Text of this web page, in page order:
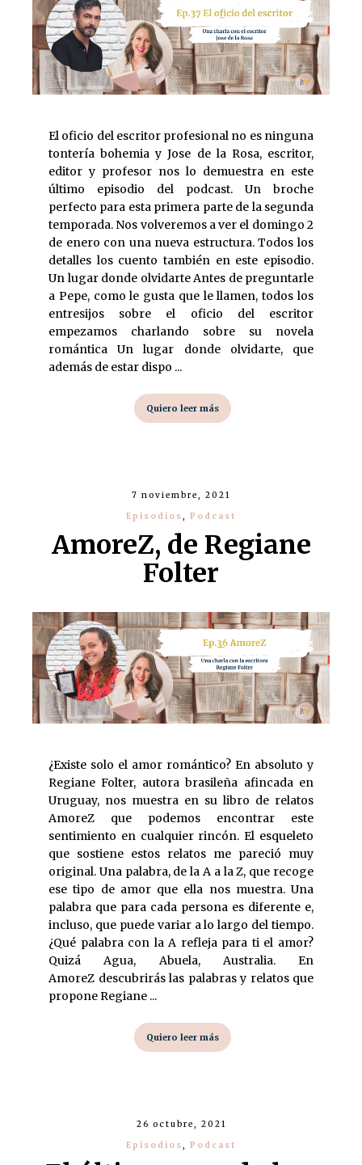
El oficio del escritor profesional no es ninguna
tontería bohemia y Jose de la Rosa, escritor,
editor y profesor nos lo demuestra en este
último episodio del podcast. Un broche
perfecto para esta primera parte de la segunda
temporada. Nos volveremos a ver el domingo 2
de enero con una nueva estructura. Todos los
detalles los cuento también en este episodio.
Un lugar donde olvidarte Antes de preguntarle
a Pepe, como le gusta que le llamen, todos los
entresijos sobre el oficio del escritor
empezamos charlando sobre su novela
romántica Un lugar donde olvidarte, que
además de estar dispo ...
Quiero leer más
7 noviembre, 2021
Episodios, Podcast
AmoreZ, de Regiane
Folter
¿Existe solo el amor romántico? En absoluto y
Regiane Folter, autora brasileña afincada en
Uruguay, nos muestra en su libro de relatos
AmoreZ que podemos encontrar este
sentimiento en cualquier rincón. El esqueleto
que sostiene estos relatos me pareció muy
original. Una palabra, de la A a la Z, que recoge
ese tipo de amor que ella nos muestra. Una
palabra que para cada persona es diferente e,
incluso, que puede variar a lo largo del tiempo.
¿Qué palabra con la A refleja para ti el amor?
Quizá Agua, Abuela, Australia. En
AmoreZ descubrirás las palabras y relatos que
propone Regiane ...
Quiero leer más
26 octubre, 2021
Episodios, Podcast